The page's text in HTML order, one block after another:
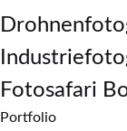
Fotosafari
Portfolio